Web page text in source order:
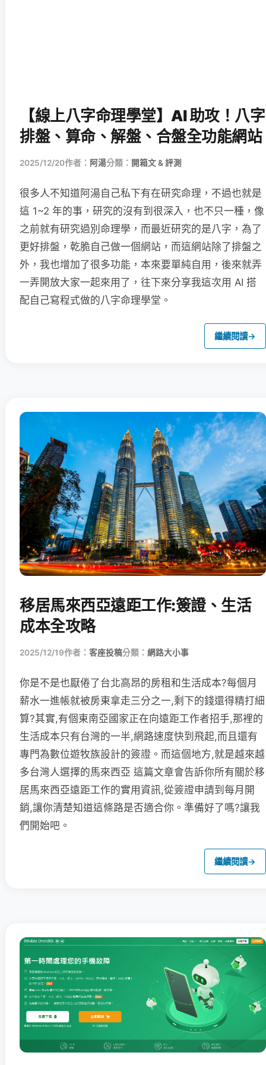
【線上八字命理學堂】AI 助攻！八字
排盤、算命、解盤、合盤全功能網站
2025/12/20作者： 阿湯分類： 開箱文 & 評測
很多人不知道阿湯自己私下有在研究命理，不過也就是
這 1~2 年的事，研究的沒有到很深入，也不只一種，像
之前就有研究過別命理學，而最近研究的是八字，為了
更好排盤，乾脆自己做一個網站，而這網站除了排盤之
外，我也增加了很多功能，本來要單純自用，後來就弄
一弄開放大家一起來用了，往下來分享我這次用 AI 搭
配自己寫程式做的八字命理學堂。
繼續閱讀→
移居馬來西亞遠距工作:簽證、生活
成本全攻略
2025/12/19作者： 客座投稿分類： 網路大小事
你是不是也厭倦了台北高昂的房租和生活成本?每個月
薪水一進帳就被房東拿走三分之一,剩下的錢還得精打細
算?其實,有個東南亞國家正在向遠距工作者招手,那裡的
生活成本只有台灣的一半,網路速度快到飛起,而且還有
專門為數位遊牧族設計的簽證。而這個地方,就是越來越
多台灣人選擇的馬來西亞 這篇文章會告訴你所有關於移
居馬來西亞遠距工作的實用資訊,從簽證申請到每月開
銷,讓你清楚知道這條路是否適合你。準備好了嗎?讓我
們開始吧。
繼續閱讀→